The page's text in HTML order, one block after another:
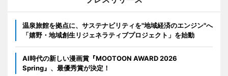
温泉旅館を拠点に、サステナビリティを"地域経済のエンジン"へ
「嬉野・地域創生リジェネラティブプロジェクト」を始動
AI時代の新しい漫画賞『MOOTOON AWARD 2026
Spring』、最優秀賞が決定！